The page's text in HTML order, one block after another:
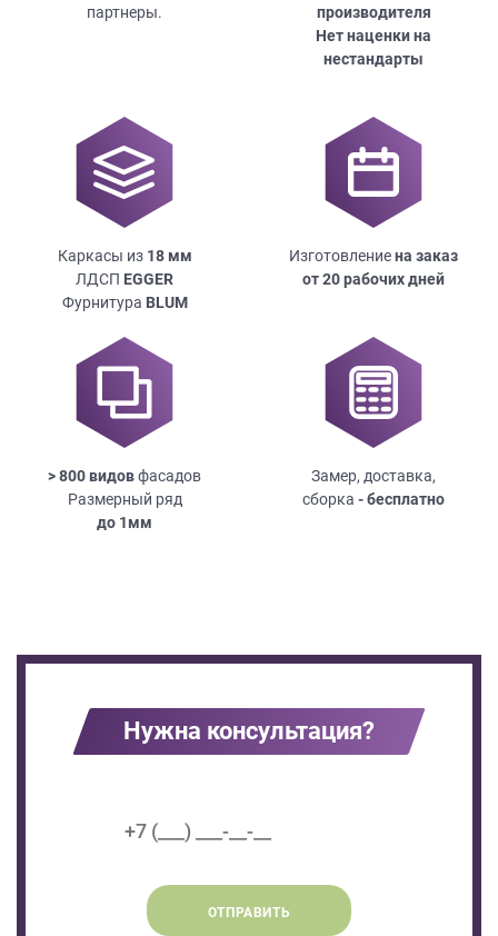
партнеры.
производителя
Нет наценки на
нестандарты
Каркасы из 18мм
ЛДСП EGGER
Фурнитура BLUM
Изготовлениена заказ
от 20 рабочих дней
> 800 видовфасадов
Размерный ряд
до 1мм
Замер, доставка,
сборка - бесплатно
Нужна консультация?
ОТПРАВИТЬ